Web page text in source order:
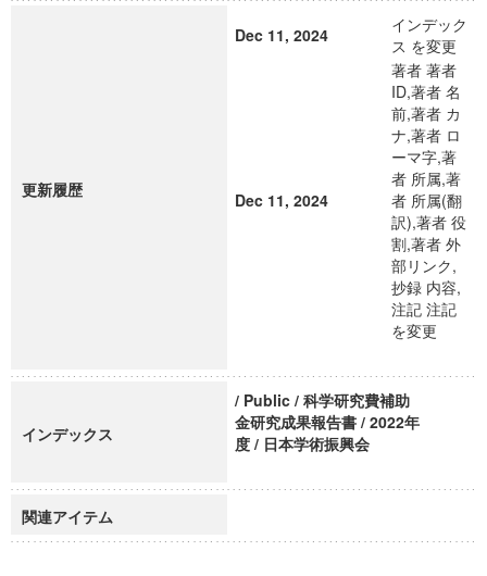
更新履歴
Dec 11, 2024
インデック
ス を変更
Dec 11, 2024
著者 著者
ID,著者 名
前,著者 カ
ナ,著者 ロ
ーマ字,著
者 所属,著
者 所属(翻
訳),著者 役
割,著者 外
部リンク,
抄録 内容,
注記 注記
を変更
インデックス
/ Public / 科学研究費補助
金研究成果報告書 / 2022年
度 / 日本学術振興会
関連アイテム